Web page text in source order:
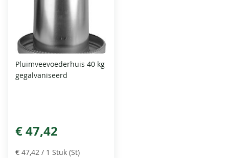
Pluimveevoederhuis 40 kg
gegalvaniseerd
€ 47,42
€ 47,42 / 1 Stuk (St)